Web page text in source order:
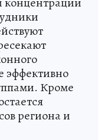
эффективно
Кроме
региона и